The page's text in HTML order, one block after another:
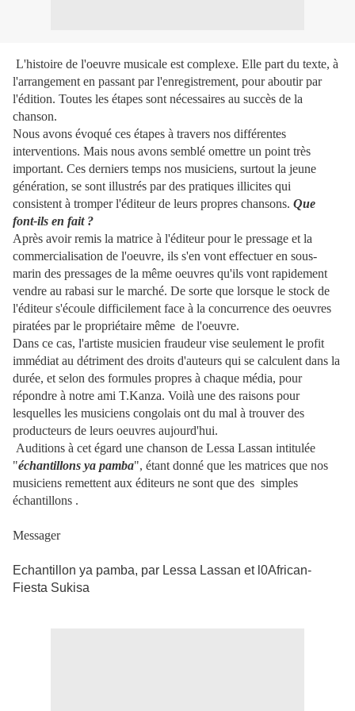
L'histoire de l'oeuvre musicale est complexe. Elle part du texte, à
l'arrangement en passant par l'enregistrement, pour aboutir par
l'édition. Toutes les étapes sont nécessaires au succès de la
chanson.
Nous avons évoqué ces étapes à travers nos différentes
interventions. Mais nous avons semblé omettre un point très
important. Ces derniers temps nos musiciens, surtout la jeune
génération, se sont illustrés par des pratiques illicites qui
consistent à tromper l'éditeur de leurs propres chansons. Que
font-ils en fait ?
Après avoir remis la matrice à l'éditeur pour le pressage et la
commercialisation de l'oeuvre, ils s'en vont effectuer en sous-
marin des pressages de la même oeuvres qu'ils vont rapidement
vendre au rabasi sur le marché. De sorte que lorsque le stock de
l'éditeur s'écoule difficilement face à la concurrence des oeuvres
piratées par le propriétaire même de l'oeuvre.
Dans ce cas, l'artiste musicien fraudeur vise seulement le profit
immédiat au détriment des droits d'auteurs qui se calculent dans la
durée, et selon des formules propres à chaque média, pour
répondre à notre ami T.Kanza. Voilà une des raisons pour
lesquelles les musiciens congolais ont du mal à trouver des
producteurs de leurs oeuvres aujourd'hui.
Auditions à cet égard une chanson de Lessa Lassan intitulée
"échantillons ya pamba", étant donné que les matrices que nos
musiciens remettent aux éditeurs ne sont que des simples
échantillons .
Messager
Echantillon ya pamba, par Lessa Lassan et l0African-
Fiesta Sukisa